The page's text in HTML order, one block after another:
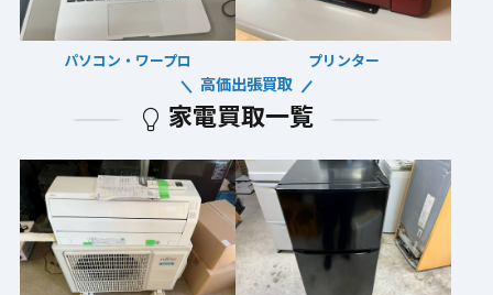
パソコン・ワープロ プリンター
家電買取一覧
高価出張買取